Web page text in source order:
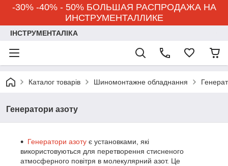
-30% -40% - 50% БОЛЬШАЯ РАСПРОДАЖА НА
ИНСТРУМЕНТАЛЛИКЕ
ІНСТРУМЕНТАЛІКА
Каталог товарів Шиномонтажне обладнання
Генератори азоту
Генератори азоту є установками, які
використовуються для перетворення стисненого
атмосферного повітря в молекулярний азот. Це